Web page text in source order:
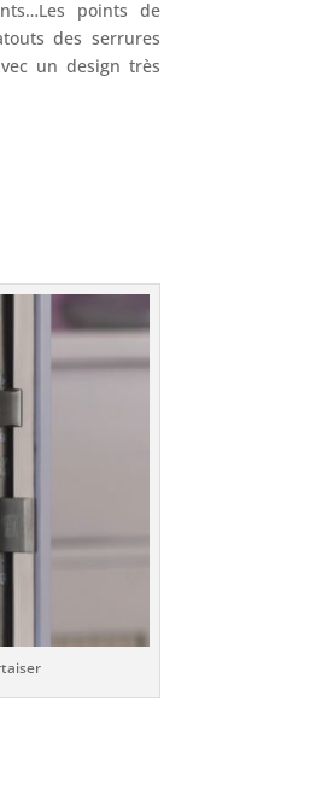
points de
des serrures
un design très